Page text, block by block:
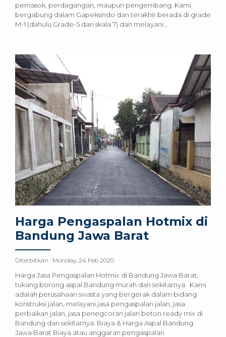
pemasok, perdagangan, maupun pengembang. Kami
bergabung dalam Gapeksindo dan terakhir berada di grade
M-1 (dahulu Grade-5 dari skala 7) dan melayani...
Harga Pengaspalan Hotmix di
Bandung Jawa Barat
Diterbitkan : Monday, 24 Feb 2020
Harga Jasa Pengaspalan Hotmix di Bandung Jawa Barat,
tukang borong aspal Bandung murah dan sekitarnya. Kami
adalah perusahaan swasta yang bergerak dalam bidang
konstruksi jalan, melayani jasa pengaspalan jalan, jasa
perbaikan jalan, jasa penegcoran jalan beton ready mix di
Bandung dan sekitarnya. Biaya & Harga Aspal Bandung
Jawa Barat Biaya atau anggaran pengaspalan